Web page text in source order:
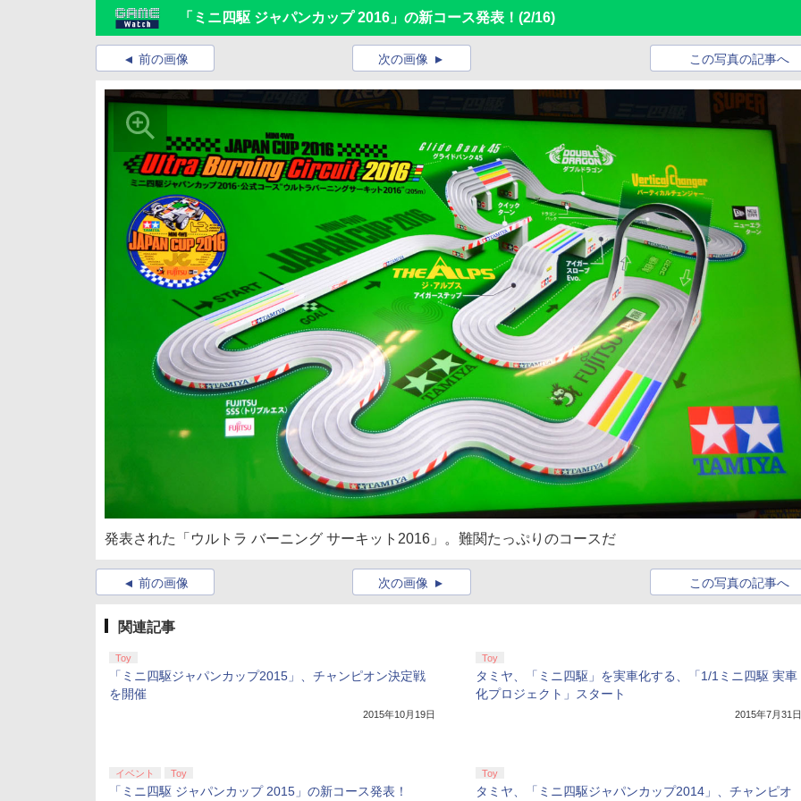
「ミニ四駆 ジャパンカップ 2016」の新コース発表！ (2/16)
前の画像 この写真の記事へ
次の画像
発表された「ウルトラ バーニング サーキット2016」。難関たっぷりのコースだ
前の画像 この写真の記事へ
次の画像
関連記事
Toy
「ミニ四駆ジャパンカップ2015」、チャンピオン決定戦
を開催
2015年10月19日
Toy
タミヤ、「ミニ四駆」を実車化する、「1/1ミニ四駆 実車
化プロジェクト」スタート
2015年7月31日
イベント Toy
「ミニ四駆 ジャパンカップ 2015」の新コース発表！
Toy
タミヤ、「ミニ四駆ジャパンカップ2014」、チャンピオ